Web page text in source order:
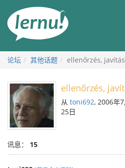
论坛 其他话题 ellenőrzés, javítás
ellenőrzés,
从 toni692, 2006年7
25日
讯息： 15